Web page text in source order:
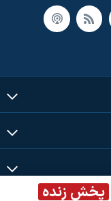
پخش زنده